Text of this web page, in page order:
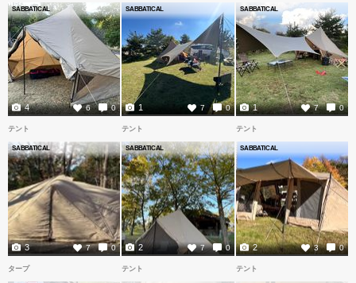
SABBATICAL
6 0
4
SABBATICAL
7 0
1
SABBATICAL
7 0
1
テント
SABBATICAL
7 0
3
テント
SABBATICAL
7 0
2
テント
SABBATICAL
3 0
2
タープ テント テント